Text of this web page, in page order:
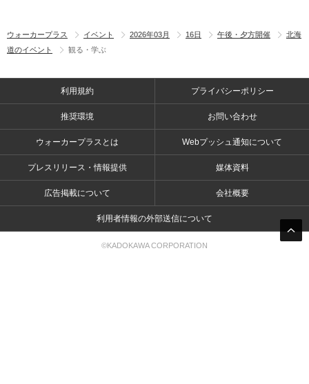
ウォーカープラス イベント 2026年03月 16日 午後・夕方開催
北海
道のイベント
観る・学ぶ
利用規約 プライバシーポリシー
推奨環境 お問い合わせ
ウォーカープラスとは Webプッシュ通知について
プレスリリース・情報提供 媒体資料
広告掲載について 会社概要
利用者情報の外部送信について
©KADOKAWA CORPORATION